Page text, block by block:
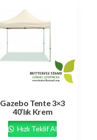
Gazebo Tente 3×3
40’lık Krem
Hızlı Teklif Al